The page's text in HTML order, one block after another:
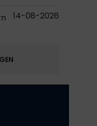
14-08-2026